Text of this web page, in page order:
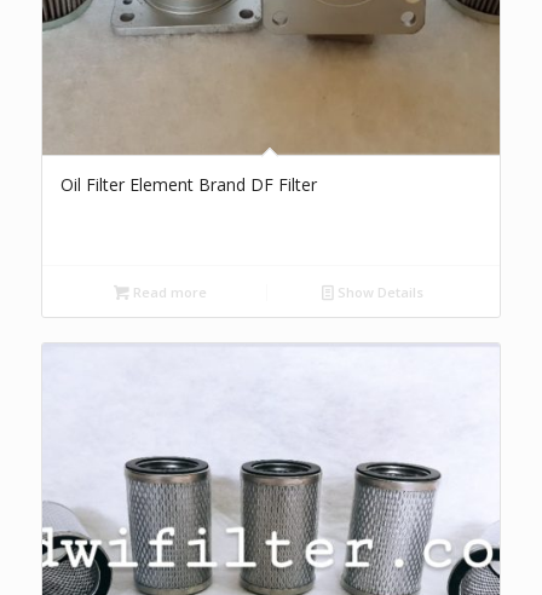
Oil Filter Element Brand DF Filter
Read more Show Details